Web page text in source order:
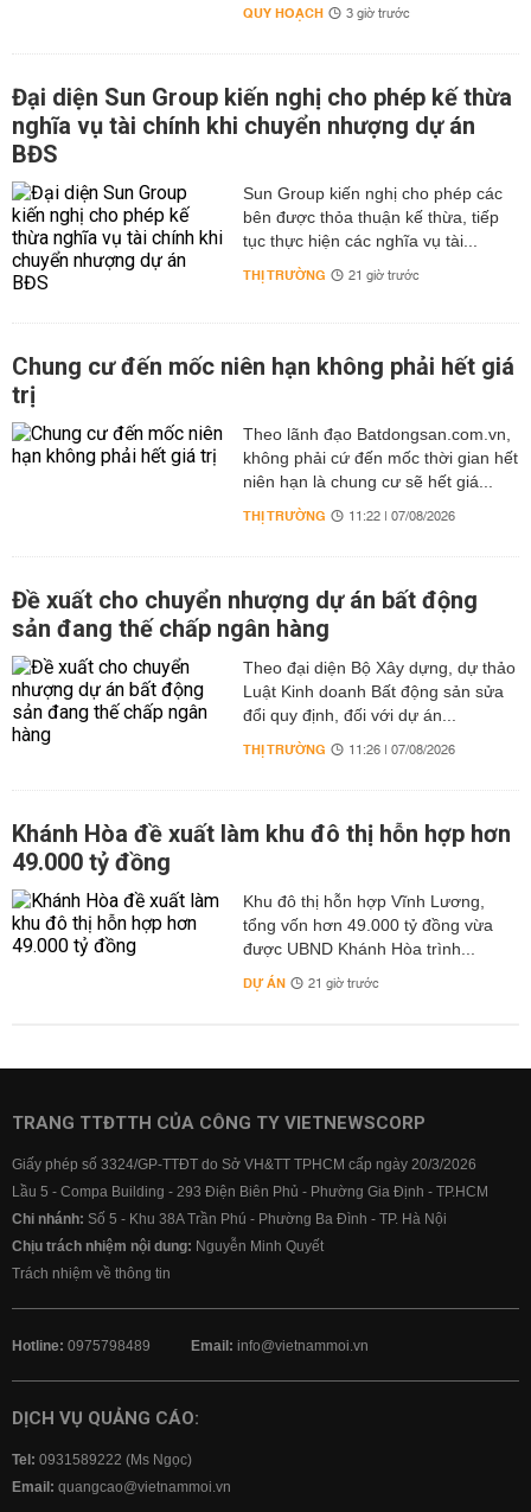
QUY HOẠCH 3 giờ trước
Đại diện Sun Group kiến nghị cho phép kế thừa
nghĩa vụ tài chính khi chuyển nhượng dự án
BĐS
Sun Group kiến nghị cho phép các
bên được thỏa thuận kế thừa, tiếp
tục thực hiện các nghĩa vụ tài...
THỊ TRƯỜNG 21 giờ trước
Chung cư đến mốc niên hạn không phải hết giá
trị
Theo lãnh đạo Batdongsan.com.vn,
không phải cứ đến mốc thời gian hết
niên hạn là chung cư sẽ hết giá...
THỊ TRƯỜNG 11:22 | 07/08/2026
Đề xuất cho chuyển nhượng dự án bất động
sản đang thế chấp ngân hàng
Theo đại diện Bộ Xây dựng, dự thảo
Luật Kinh doanh Bất động sản sửa
đổi quy định, đối với dự án...
THỊ TRƯỜNG 11:26 | 07/08/2026
Khánh Hòa đề xuất làm khu đô thị hỗn hợp hơn
49.000 tỷ đồng
Khu đô thị hỗn hợp Vĩnh Lương,
tổng vốn hơn 49.000 tỷ đồng vừa
được UBND Khánh Hòa trình...
DỰ ÁN 21 giờ trước
TRANG TTĐTTH CỦA CÔNG TY VIETNEWSCORP
Giấy phép số 3324/GP-TTĐT do Sở VH&TT TPHCM cấp ngày 20/3/2026
Lầu 5 - Compa Building - 293 Điện Biên Phủ - Phường Gia Định - TP.HCM
Chi nhánh: Số 5 - Khu 38A Trần Phú - Phường Ba Đình - TP. Hà Nội
Chịu trách nhiệm nội dung: Nguyễn Minh Quyết
Trách nhiệm về thông tin
Hotline: 0975798489 Email: info@vietnammoi.vn
DỊCH VỤ QUẢNG CÁO:
Tel: 0931589222 (Ms Ngọc)
Email: quangcao@vietnammoi.vn